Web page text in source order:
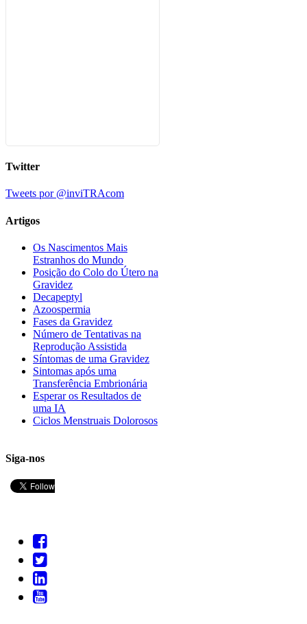
Twitter
Tweets por @inviTRAcom
Artigos
Os Nascimentos Mais
Estranhos do Mundo
Posição do Colo do Útero na
Gravidez
Decapeptyl
Azoospermia
Fases da Gravidez
Número de Tentativas na
Reprodução Assistida
Síntomas de uma Gravidez
Sintomas após uma
Transferência Embrionária
Esperar os Resultados de
uma IA
Ciclos Menstruais Dolorosos
Siga-nos